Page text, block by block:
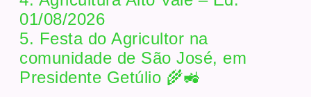
01/08/2026
5. Festa do Agricultor na
comunidade de São José, em
Presidente Getúlio 🌾🚜